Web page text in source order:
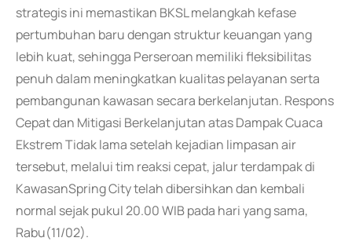
strategis ini memastikan BKSL melangkah kefase
pertumbuhan baru dengan struktur keuangan yang
lebih kuat, sehingga Perseroan memiliki fleksibilitas
penuh dalam meningkatkan kualitas pelayanan serta
pembangunan kawasan secara berkelanjutan. Respons
Cepat dan Mitigasi Berkelanjutan atas Dampak Cuaca
Ekstrem Tidak lama setelah kejadian limpasan air
tersebut, melalui tim reaksi cepat, jalur terdampak di
KawasanSpring City telah dibersihkan dan kembali
normal sejak pukul 20.00 WIB pada hari yang sama,
Rabu(11/02).